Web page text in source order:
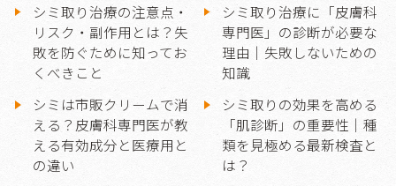
シミ取り治療の注意点・
リスク・副作用とは？失
敗を防ぐために知ってお
くべきこと
シミ取り治療に「皮膚科
専門医」の診断が必要な
理由｜失敗しないための
知識
シミは市販クリームで消
える？皮膚科専門医が教
える有効成分と医療用と
の違い
シミ取りの効果を高める
「肌診断」の重要性｜種
類を見極める最新検査と
は？